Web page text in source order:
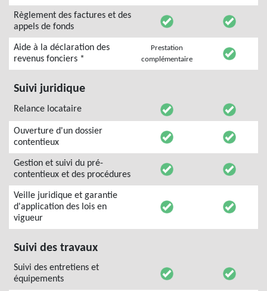
Règlement des factures et des
appels de fonds
Aide à la déclaration des
revenus fonciers *
Prestation
complémentaire
Suivi juridique
Relance locataire
Ouverture d'un dossier
contentieux
Gestion et suivi du pré-
contentieux et des procédures
Veille juridique et garantie
d'application des lois en
vigueur
Suivi des travaux
Suivi des entretiens et
équipements